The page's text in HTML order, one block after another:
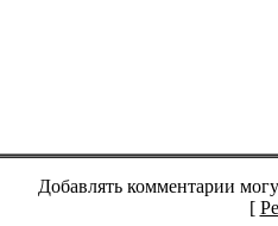
Добавлять комментарии
[